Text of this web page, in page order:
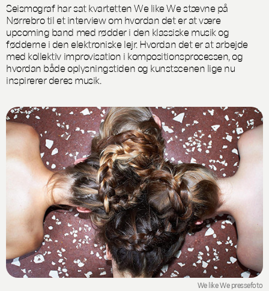
Seismograf har sat kvartetten We like We stævne på
Nørrebro til et interview om hvordan det er at være
upcoming band med rødder i den klassiske musik og
fødderne i den elektroniske lejr. Hvordan det er at arbejde
med kollektiv improvisation i kompositionsprocessen, og
hvordan både oplysningstiden og kunstscenen lige nu
inspirerer deres musik.
We like We pressefoto